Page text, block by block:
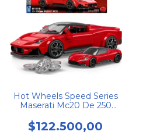
Hot Wheels Speed Series
Maserati Mc20 De 250
$122.500,00